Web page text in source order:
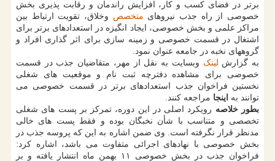
برتر در فضای کسب و کار، افزایش راندمان و رقابت پذیری بخش
خصوصی از راه جذب نیروهای متخصص وخلاق، تقویت ارتباط بین
مراکز علمی و بخش خصوصی، ایجاد انگیزه در استعدادهای برتر برای
اشتغال در قسمت خصوصی و زمینه سازی برای اثر گذاری افراد و
گروههای نخبه در جامعه عنوان نمود.
به گزارش لینک وبسایت به نقل از مهر، متقاضیان جذب در قسمت
خصوصی برای مشاهده دفترچه ثبت نام و موقعیت های شغلی
نخستین فراخوان جذب استعدادهای برتر در قسمت خصوصی می
توانند به اینجا مراجعه کنند.
بطور خلاصه رویکرد اصلی در این دوره، تمرکز بر پست های شغلی
تخصصی و متناسب با شأن نخبگان بوده و فقط پست های خالی
مدنظر قرار نگرفته است. وی ضمن اشاره به این که پروسه جذب در
بخش خصوصی با نهادهای اجرائی متفاوت می باشد، اشاره کرد:
فراخوان جذب در بخش خصوصی ۱۱ بهمن ماه انتشار یافته و بر